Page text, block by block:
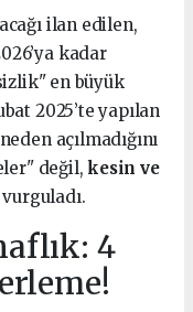
ilan edilen,
kadar
en büyük
2025’te yapılan
açılmadığını
değil,kesin ve
4